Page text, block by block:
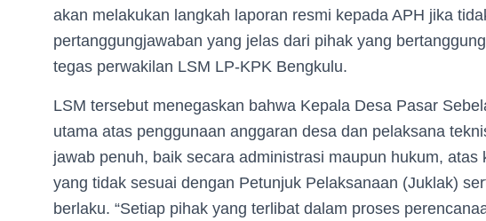
akan melakukan langkah laporan resmi kepada APH jika
pertanggungjawaban yang jelas dari pihak yang
tegas perwakilan LSM LP-KPK Bengkulu.
LSM tersebut menegaskan bahwa Kepala Desa Pasar
utama atas penggunaan anggaran desa dan pelaksana
jawab penuh, baik secara administrasi maupun hukum,
yang tidak sesuai dengan Petunjuk Pelaksanaan (Juklak)
berlaku. “Setiap pihak yang terlibat dalam proses